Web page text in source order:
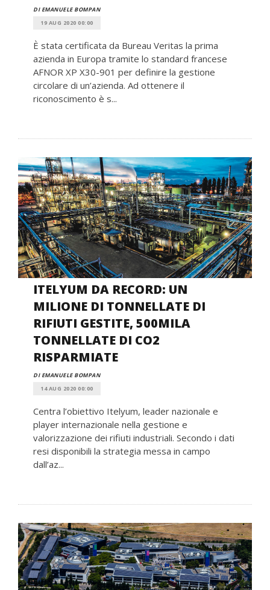
DI EMANUELE BOMPAN
19 AUG 2020 00:00
È stata certificata da Bureau Veritas la prima
azienda in Europa tramite lo standard francese
AFNOR XP X30-901 per definire la gestione
circolare di un’azienda. Ad ottenere il
riconoscimento è s...
ITELYUM DA RECORD: UN
MILIONE DI TONNELLATE DI
RIFIUTI GESTITE, 500MILA
TONNELLATE DI CO2
RISPARMIATE
DI EMANUELE BOMPAN
14 AUG 2020 00:00
Centra l’obiettivo Itelyum, leader nazionale e
player internazionale nella gestione e
valorizzazione dei rifiuti industriali. Secondo i dati
resi disponibili la strategia messa in campo
dall’az...